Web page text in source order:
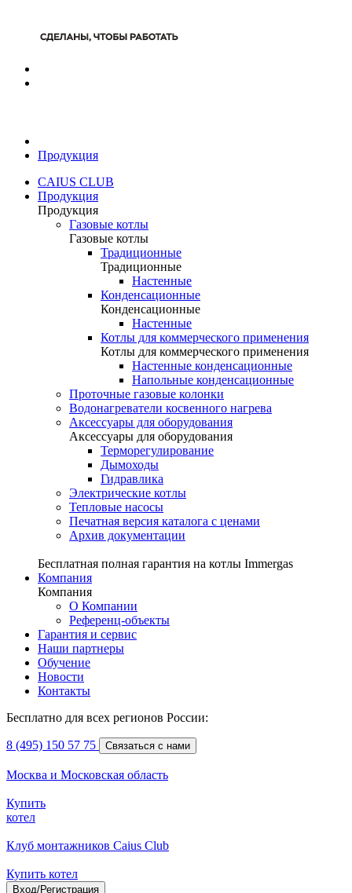
Продукция
CAIUS CLUB
Продукция
Продукция
Газовые котлы
Газовые котлы
Традиционные
Традиционные
Настенные
Конденсационные
Конденсационные
Настенные
Котлы для коммерческого применения
Котлы для коммерческого применения
Настенные конденсационные
Напольные конденсационные
Проточные газовые колонки
Водонагреватели косвенного нагрева
Аксессуары для оборудования
Аксессуары для оборудования
Терморегулирование
Дымоходы
Гидравлика
Электрические котлы
Тепловые насосы
Печатная версия каталога с ценами
Архив документации
Бесплатная полная гарантия на котлы Immergas
Компания
Компания
О Компании
Референц-объекты
Гарантия и сервис
Наши партнеры
Обучение
Новости
Контакты
Бесплатно для всех регионов России:
8 (495) 150 57 75 Связаться с нами
Москва и Московская область
Купить
котел
Клуб монтажников Caius Club
Купить котел
Вход/Регистрация